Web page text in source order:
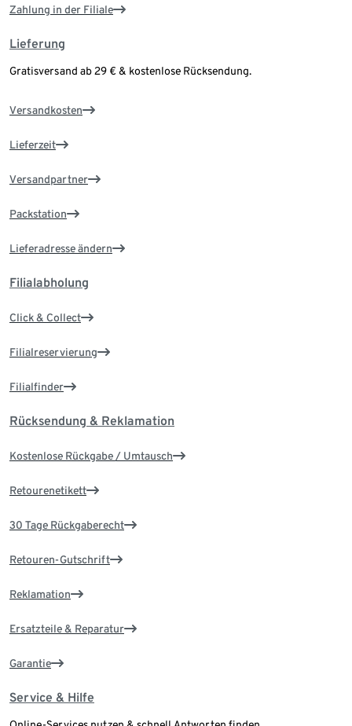
Zahlung in der Filiale
Lieferung
Gratisversand ab 29 € & kostenlose Rücksendung.
Versandkosten
Lieferzeit
Versandpartner
Packstation
Lieferadresse ändern
Filialabholung
Click & Collect
Filialreservierung
Filialfinder
Rücksendung & Reklamation
Kostenlose Rückgabe / Umtausch
Retourenetikett
30 Tage Rückgaberecht
Retouren-Gutschrift
Reklamation
Ersatzteile & Reparatur
Garantie
Service & Hilfe